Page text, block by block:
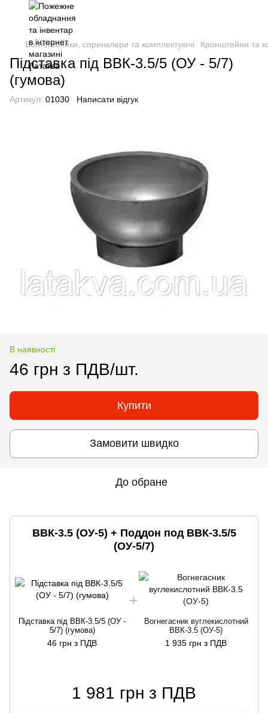
Вогнегасники, спринклери та комплектуючі Кронштейни та
Підставка під ВВК-3.5/5 (ОУ - 5/7)
(гумова)
Артикул: 01030 Написати відгук
В наявності
46 грн з ПДВ/шт.
Купити
Замовити швидко
До обране
ВВК-3.5 (ОУ-5) + Поддон под ВВК-3.5/5
(ОУ-5/7)
Підставка під ВВК-3.5/5 (ОУ -
5/7) (гумова)
46 грн з ПДВ
Вогнегасник вуглекислотний
ВВК-3.5 (ОУ-5)
1 935 грн з ПДВ
1 981 грн з ПДВ